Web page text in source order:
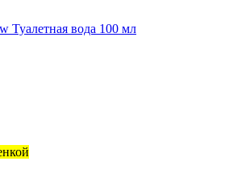
Туалетная вода 100 мл